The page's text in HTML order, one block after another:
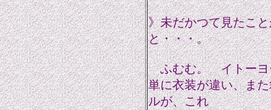
》未だかつて見たこ
と・・・。
ふむむ。 イトーヨ
単に衣装が違い、ま
ルが、これ